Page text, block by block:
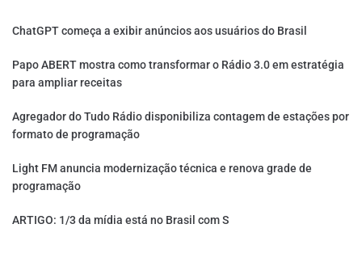
ChatGPT começa a exibir anúncios aos usuários do Brasil
Papo ABERT mostra como transformar o Rádio 3.0 em estratégia
para ampliar receitas
Agregador do Tudo Rádio disponibiliza contagem de estações por
formato de programação
Light FM anuncia modernização técnica e renova grade de
programação
ARTIGO: 1/3 da mídia está no Brasil com S